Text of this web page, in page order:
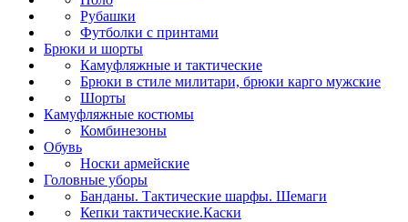
Рубашки
Футболки с принтами
Брюки и шорты
Камуфляжные и тактические
Брюки в стиле милитари, брюки карго мужские
Шорты
Камуфляжные костюмы
Комбинезоны
Обувь
Носки армейские
Головные уборы
Банданы. Тактические шарфы. Шемаги
Кепки тактические.Каски